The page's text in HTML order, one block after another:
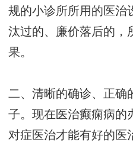
规的小诊所所用的医治
汰过的、廉价落后的，
果。
二、清晰的确诊、正确
子。现在医治癫痫病的
对症医治才能有好的医